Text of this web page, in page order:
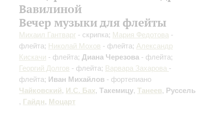
Вавилиной
Вечер музыки для флейты
Михаил Гантварг - скрипка; Мария Федотова -
флейта; Николай Мохов - флейта; Александр
Кискачи - флейта; Диана Черезова - флейта;
Георгий Долгов - флейта; Варвара Захарова -
флейта; Иван Михайлов - фортепиано
Чайковский, И.С. Бах, Такемицу, Танеев, Руссель
, Гайдн, Моцарт